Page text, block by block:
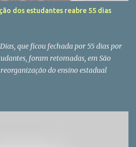
dos estudantes reabre 55 dias
que ficou fechada por 55 dias por
foram retomadas, em São
do ensino estadual